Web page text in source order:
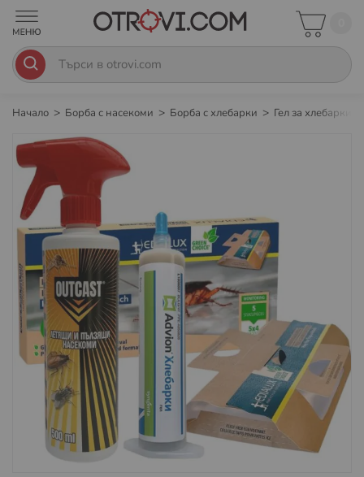
Начало Борба с насекоми Борба с хлебарки Гел за хлебарки
Преминете
към
края
на
галерията
на
изображенията